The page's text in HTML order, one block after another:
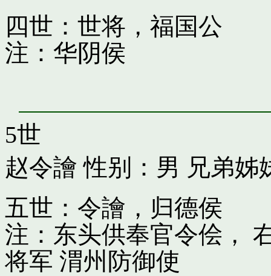
四世：世将，福国公
注：华阴侯
5世
赵令譮 性别：男 兄弟姊
五世：令譮，归德侯
注：东头供奉官令侩，
将军 渭州防御使